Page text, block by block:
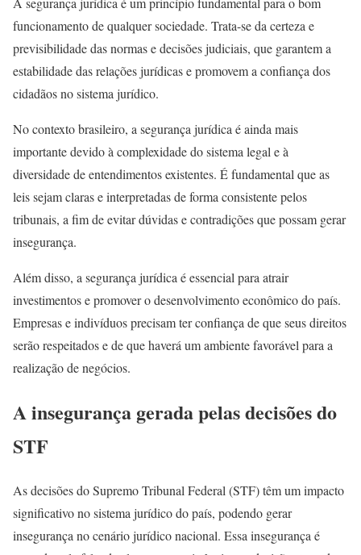
funcionamento de qualquer sociedade. Trata-se da certeza e
previsibilidade das normas e decisões judiciais, que garantem a
estabilidade das relações jurídicas e promovem a confiança dos
cidadãos no sistema jurídico.
No contexto brasileiro, a segurança jurídica é ainda mais
importante devido à complexidade do sistema legal e à
diversidade de entendimentos existentes. É fundamental que as
leis sejam claras e interpretadas de forma consistente pelos
tribunais, a fim de evitar dúvidas e contradições que possam gerar
insegurança.
Além disso, a segurança jurídica é essencial para atrair
investimentos e promover o desenvolvimento econômico do país.
Empresas e indivíduos precisam ter confiança de que seus direitos
serão respeitados e de que haverá um ambiente favorável para a
realização de negócios.
A insegurança gerada pelas decisões do
STF
As decisões do Supremo Tribunal Federal (STF) têm um impacto
significativo no sistema jurídico do país, podendo gerar
insegurança no cenário jurídico nacional. Essa insegurança é